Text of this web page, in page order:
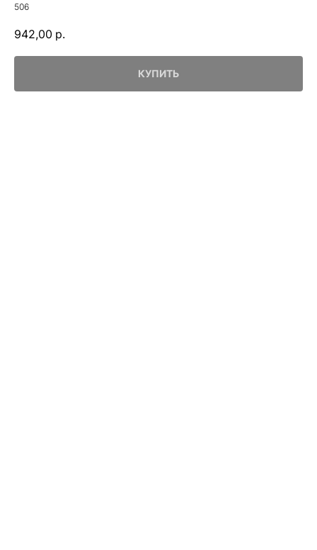
506
942,00 р.
КУПИТЬ